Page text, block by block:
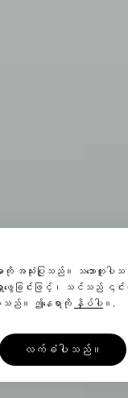
ကို အသုံးပြုသည်။ သဘောတူပါ
ခြင်းဖြင့်၊ သင်သည် ၎င်
ည်။ ဤနေရာကို နှိပ်ပါ ။.
လက်ခံပါသည်။